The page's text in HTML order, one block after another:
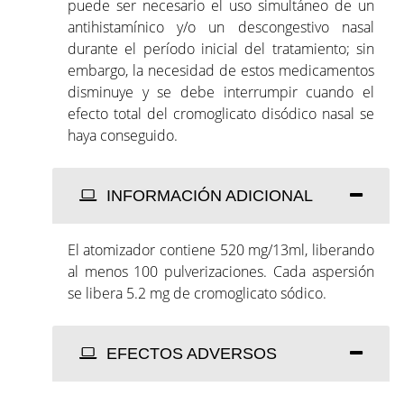
puede ser necesario el uso simultáneo de un
antihistamínico y/o un descongestivo nasal
durante el período inicial del tratamiento; sin
embargo, la necesidad de estos medicamentos
disminuye y se debe interrumpir cuando el
efecto total del cromoglicato disódico nasal se
haya conseguido.
INFORMACIÓN ADICIONAL
El atomizador contiene 520 mg/13ml, liberando
al menos 100 pulverizaciones. Cada aspersión
se libera 5.2 mg de cromoglicato sódico.
EFECTOS ADVERSOS